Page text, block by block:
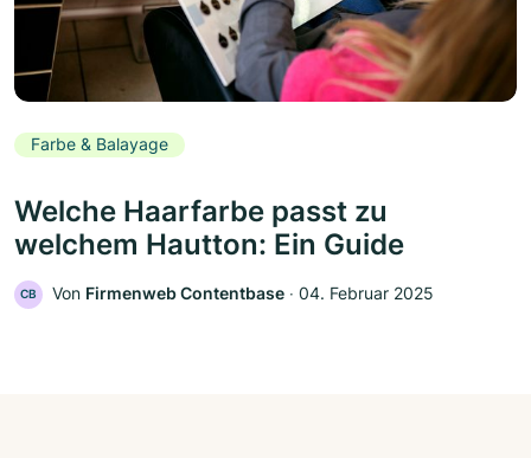
Farbe & Balayage
Welche Haarfarbe passt zu
welchem Hautton: Ein Guide
CB Von Firmenweb Contentbase ‧ 04. Februar 2025